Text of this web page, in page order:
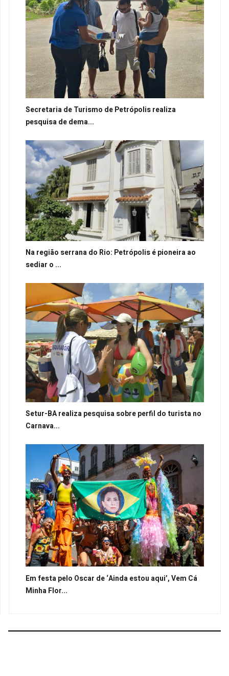
Secretaria de Turismo de Petrópolis realiza
pesquisa de dema...
Na região serrana do Rio: Petrópolis é pioneira ao
sediar o ...
Setur-BA realiza pesquisa sobre perfil do turista no
Carnava...
Em festa pelo Oscar de ‘Ainda estou aqui’, Vem Cá
Minha Flor...